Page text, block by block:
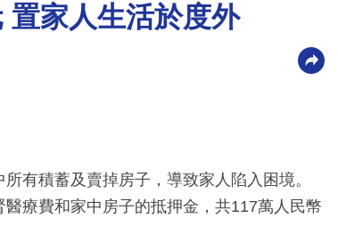
置家人生活於度外
有積蓄及賣掉房子，導致家人陷入困境。
療費和家中房子的抵押金，共117萬人民幣